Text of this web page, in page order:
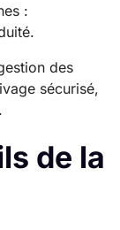
:
des
sécurisé,
de la